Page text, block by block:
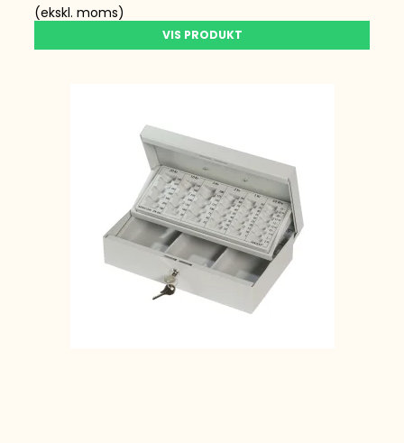
(ekskl. moms)
VIS PRODUKT